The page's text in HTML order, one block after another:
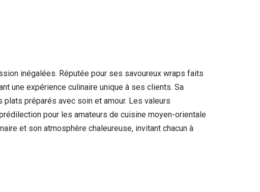
inégalées. Réputée pour ses savoureux wraps faits
une expérience culinaire unique à ses clients. Sa
préparés avec soin et amour. Les valeurs
pour les amateurs de cuisine moyen-orientale
et son atmosphère chaleureuse, invitant chacun à